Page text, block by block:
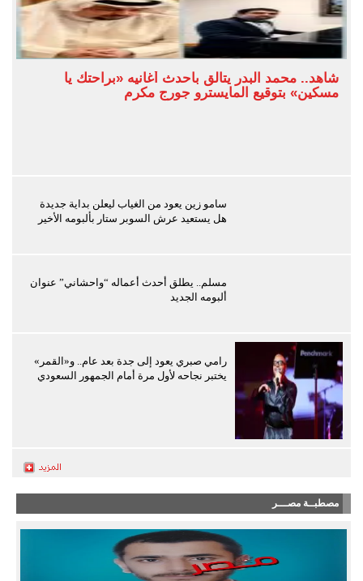
شاهد.. محمد البدر يتألق بأحدث أغانيه «براحتك يا
مسكين» بتوقيع المايسترو جورج مكرم
سامو زين يعود من الغياب ليعلن بداية جديدة
هل يستعيد عرش السوبر ستار بألبومه الأخير
مسلم.. يطلق أحدث أعماله “واحشاني” عنوان
ألبومه الجديد
رامي صبري يعود إلى جدة بعد عام.. و«القمر»
يختبر نجاحه لأول مرة أمام الجمهور السعودي
مصطبــة مصـــر